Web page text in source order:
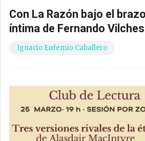
Con La Razón bajo el
íntima de Fernando Vilches
Ignacio Eufemio Caballero